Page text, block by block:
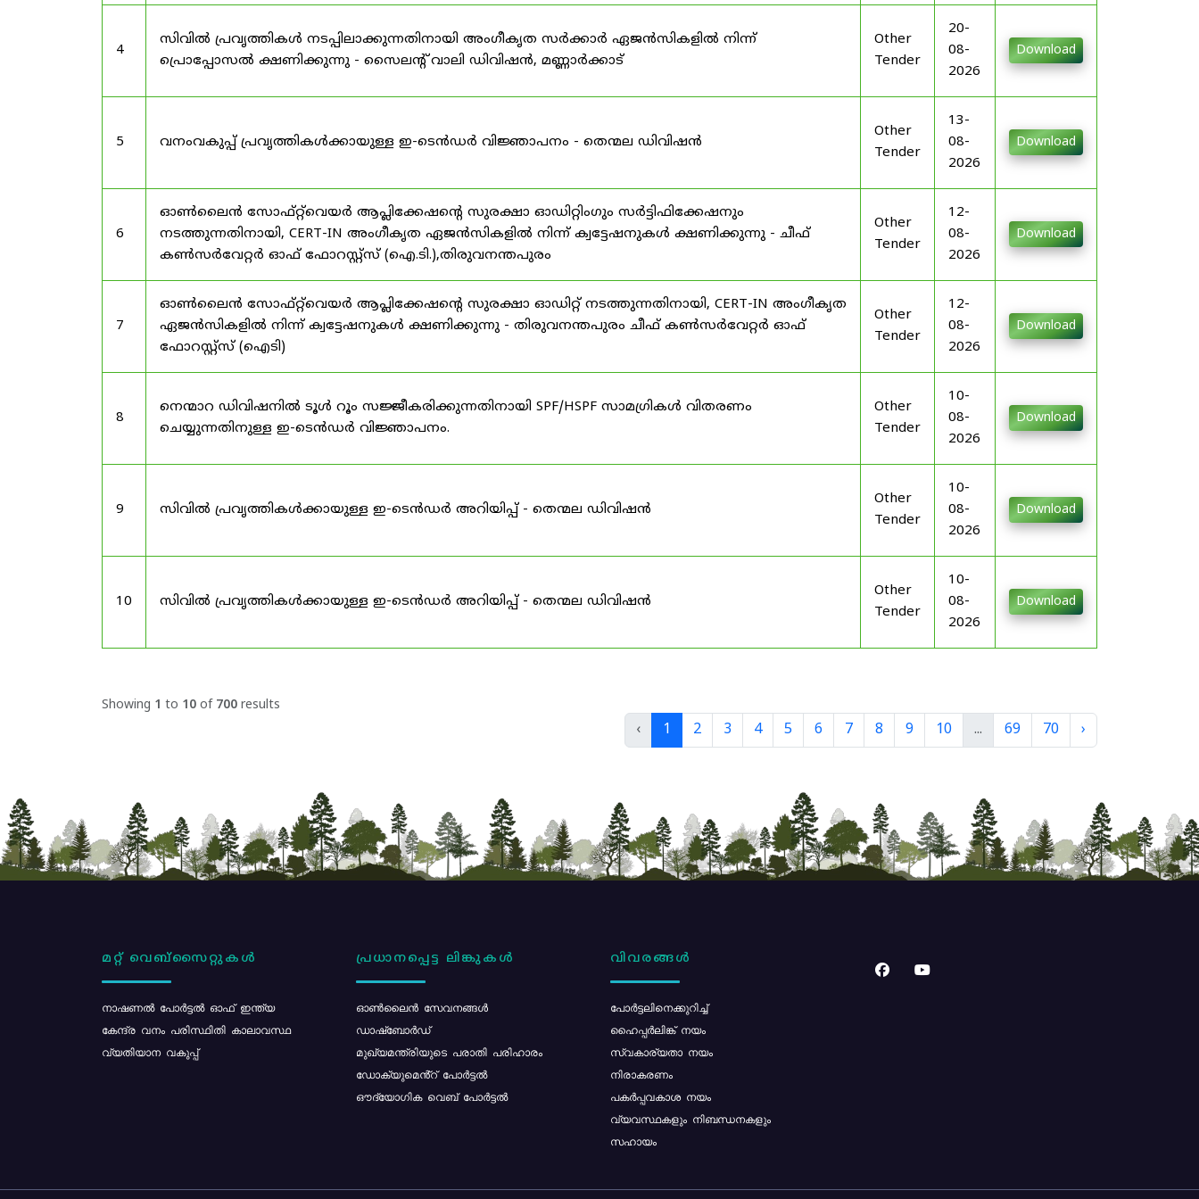
4
സിവിൽ പ്രവൃത്തികൾ നടപ്പിലാക്കുന്നതിനായി അംഗീകൃത സർക്കാർ ഏജൻസികളിൽ നിന്ന്
പ്രൊപ്പോസൽ ക്ഷണിക്കുന്നു - സൈലന്റ് വാലി ഡിവിഷൻ, മണ്ണാർക്കാട്
Other
Tender
20-
08-
2026
Download
5 വനംവകുപ്പ് പ്രവൃത്തികൾക്കായുള്ള ഇ-ടെൻഡർ വിജ്ഞാപനം - തെന്മല ഡിവിഷൻ
Other
Tender
13-
08-
2026
Download
6
ഓൺലൈൻ സോഫ്റ്റ്‌വെയർ ആപ്ലിക്കേഷന്റെ സുരക്ഷാ ഓഡിറ്റിംഗും സർട്ടിഫിക്കേഷനും
നടത്തുന്നതിനായി, CERT-IN അംഗീകൃത ഏജൻസികളിൽ നിന്ന് ക്വട്ടേഷനുകൾ ക്ഷണിക്കുന്നു - ചീഫ്
കൺസർവേറ്റർ ഓഫ് ഫോറസ്റ്റ്സ് (ഐ.ടി.),തിരുവനന്തപുരം
Other
Tender
12-
08-
2026
Download
7
ഓൺലൈൻ സോഫ്റ്റ്‌വെയർ ആപ്ലിക്കേഷന്റെ സുരക്ഷാ ഓഡിറ്റ് നടത്തുന്നതിനായി, CERT-IN അംഗീകൃത
ഏജൻസികളിൽ നിന്ന് ക്വട്ടേഷനുകൾ ക്ഷണിക്കുന്നു - തിരുവനന്തപുരം ചീഫ് കൺസർവേറ്റർ ഓഫ്
ഫോറസ്റ്റ്സ് (ഐടി)
Other
Tender
12-
08-
2026
Download
8
നെന്മാറ ഡിവിഷനിൽ ടൂൾ റൂം സജ്ജീകരിക്കുന്നതിനായി SPF/HSPF സാമഗ്രികൾ വിതരണം
ചെയ്യുന്നതിനുള്ള ഇ-ടെൻഡർ വിജ്ഞാപനം.
Other
Tender
10-
08-
2026
Download
9 സിവിൽ പ്രവൃത്തികൾക്കായുള്ള ഇ-ടെൻഡർ അറിയിപ്പ് - തെന്മല ഡിവിഷൻ
Other
Tender
10-
08-
2026
Download
10 സിവിൽ പ്രവൃത്തികൾക്കായുള്ള ഇ-ടെൻഡർ അറിയിപ്പ് - തെന്മല ഡിവിഷൻ
Other
Tender
10-
08-
2026
Download
Showing 1 to 10 of 700 results
‹ 1 2 3 4 5 6 7 8 9 10 ... 69 70 ›
മറ്റ് വെബ്സൈറ്റുകൾ
നാഷണൽ പോർട്ടൽ ഓഫ് ഇന്ത്യ
കേന്ദ്ര വനം പരിസ്ഥിതി കാലാവസ്ഥ
വ്യതിയാന വകുപ്പ്
പ്രധാനപ്പെട്ട ലിങ്കുകൾ
ഓൺലൈൻ സേവനങ്ങൾ
ഡാഷ്ബോർഡ്
മുഖ്യമന്ത്രിയുടെ പരാതി പരിഹാരം
ഡോക്യുമെൻ്റ് പോർട്ടൽ
ഔദ്യോഗിക വെബ് പോർട്ടൽ
വിവരങ്ങൾ
പോര്‍ട്ടലിനെക്കുറിച്ച്
ഹൈപ്പർലിങ്ക് നയം
സ്വകാര്യതാ നയം
നിരാകരണം
പകർപ്പവകാശ നയം
വ്യവസ്ഥകളും നിബന്ധനകളും
സഹായം